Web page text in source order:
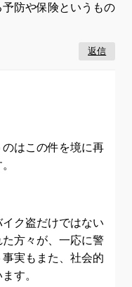
防や保険というもの
返信
はこの件を境に再
ク盗だけではない
方々が、一応に警
実もまた、社会的
す。